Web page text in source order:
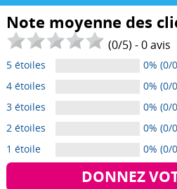
Note moyenne des
(0/5) -0avis
5 étoiles
0% (0/
4 étoiles
0% (0/
3 étoiles
0% (0/
2 étoiles
0% (0/
1 étoile
0% (0/
DONNEZ